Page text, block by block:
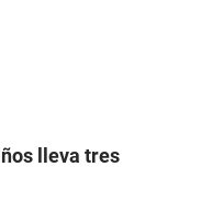
lleva tres